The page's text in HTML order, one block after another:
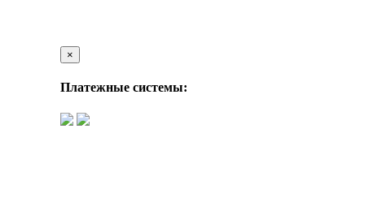
×
Платежные системы: